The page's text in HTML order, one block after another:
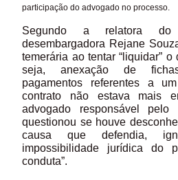
participação do advogado no processo.
Segundo a relatora
desembargadora Rejane
temerária ao tentar “liquidar”
seja, anexação de
pagamentos referentes a
contrato não estava mais
advogado responsável pelo
questionou se houve
causa que defendia,
impossibilidade jurídica do
conduta”.